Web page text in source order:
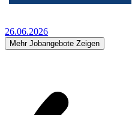
26.06.2026
Mehr Jobangebote Zeigen